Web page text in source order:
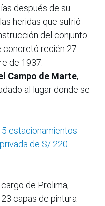
después de su
heridas que sufrió
del conjunto
concretó recién 27
de 1937.
Campo de Marte,
al lugar donde se
estacionamientos
de S/ 220
de Prolima,
capas de pintura